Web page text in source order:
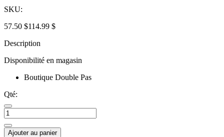
SKU:
57.50 $114.99 $
Description
Disponibilité en magasin
Boutique Double Pas
Qté:
Ajouter au panier